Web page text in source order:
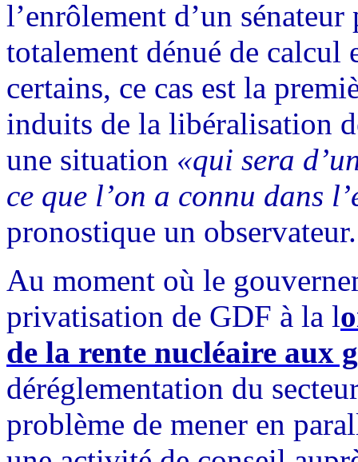
l’enrôlement d’un
totalement dénué de calcul
certains, ce cas est la
induits de la libéralisation
une situation «qui sera
ce que l’on a connu dans
pronostique un observateur.
Au moment où le
privatisation de GDF à la l
de la rente nucléaire aux
déréglementation du
problème de mener en